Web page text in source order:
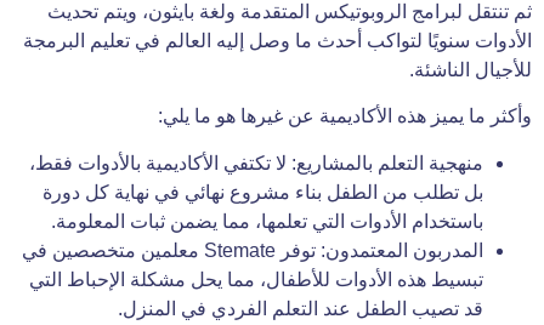
ثم تنتقل لبرامج الروبوتيكس المتقدمة ولغة بايثون، ويتم تحديث
الأدوات سنويًا لتواكب أحدث ما وصل إليه العالم في تعليم البرمجة
للأجيال الناشئة.
وأكثر ما يميز هذه الأكاديمية عن غيرها هو ما يلي:
منهجية التعلم بالمشاريع: لا تكتفي الأكاديمية بالأدوات فقط،
بل تطلب من الطفل بناء مشروع نهائي في نهاية كل دورة
باستخدام الأدوات التي تعلمها، مما يضمن ثبات المعلومة.
المدربون المعتمدون: توفر Stemate معلمين متخصصين في
تبسيط هذه الأدوات للأطفال، مما يحل مشكلة الإحباط التي
قد تصيب الطفل عند التعلم الفردي في المنزل.